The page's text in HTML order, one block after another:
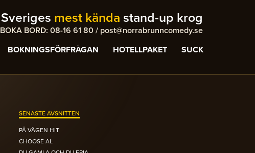
Sveriges mest kända stand-up krog
BOKA BORD: 08-16 61 80 / post@norrabrunncomedy.se
BOKNINGSFÖRFRÅGAN HOTELLPAKET SUCK
SENASTE AVSNITTEN
PÅ VÄGEN HIT
CHOOSE AL